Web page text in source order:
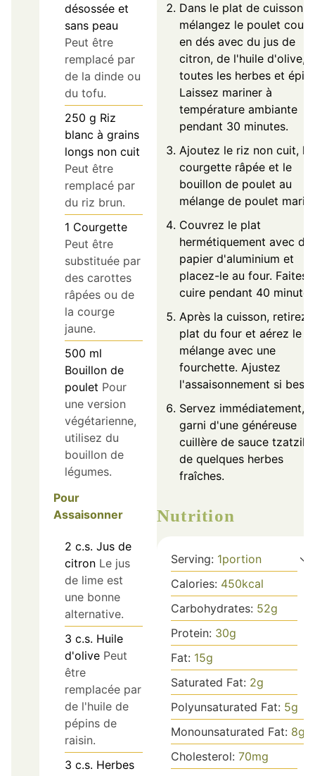
désossée et
sans peau
Peut être
remplacé par
de la dinde ou
du tofu.
250 g Riz
blanc à grains
longs non cuit
Peut être
remplacé par
du riz brun.
1 Courgette
Peut être
substituée par
des carottes
râpées ou de
la courge
jaune.
500 ml
Bouillon de
poulet Pour
une version
végétarienne,
utilisez du
bouillon de
légumes.
Pour
Assaisonner
2 c.s. Jus de
citron Le jus
de lime est
une bonne
alternative.
3 c.s. Huile
d'olive Peut
être
remplacée par
de l'huile de
pépins de
raisin.
3 c.s. Herbes
Dans le plat de cuisson,
mélangez le poulet
en dés avec du jus de
citron, de l'huile d'olive,
toutes les herbes et
Laissez mariner à
température ambiante
pendant 30 minutes.
Ajoutez le riz non cuit, la
courgette râpée et le
bouillon de poulet au
mélange de poulet
Couvrez le plat
hermétiquement avec du
papier d'aluminium et
placez-le au four. Faites
cuire pendant 40
Après la cuisson, retirez
plat du four et aérez le
mélange avec une
fourchette. Ajustez
l'assaisonnement si
Servez immédiatement,
garni d'une généreuse
cuillère de sauce tzatziki
de quelques herbes
fraîches.
Nutrition
Serving: 1portion
Calories: 450kcal
Carbohydrates: 52g
Protein: 30g
Fat: 15g
Saturated Fat: 2g
Polyunsaturated Fat: 5g
Monounsaturated Fat: 8g
Cholesterol: 70mg